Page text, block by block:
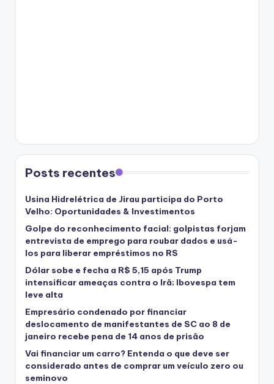
Posts recentes
Usina Hidrelétrica de Jirau participa do Porto
Velho: Oportunidades & Investimentos
Golpe do reconhecimento facial: golpistas forjam
entrevista de emprego para roubar dados e usá-
los para liberar empréstimos no RS
Dólar sobe e fecha a R$ 5,15 após Trump
intensificar ameaças contra o Irã; Ibovespa tem
leve alta
Empresário condenado por financiar
deslocamento de manifestantes de SC ao 8 de
janeiro recebe pena de 14 anos de prisão
Vai financiar um carro? Entenda o que deve ser
considerado antes de comprar um veículo zero ou
seminovo